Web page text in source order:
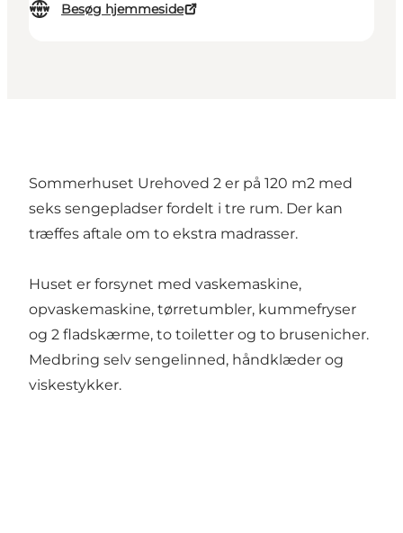
Besøg hjemmeside
Sommerhuset Urehoved 2 er på 120 m2 med
seks sengepladser fordelt i tre rum. Der kan
træffes aftale om to ekstra madrasser.
Huset er forsynet med vaskemaskine,
opvaskemaskine, tørretumbler, kummefryser
og 2 fladskærme, to toiletter og to brusenicher.
Medbring selv sengelinned, håndklæder og
viskestykker.